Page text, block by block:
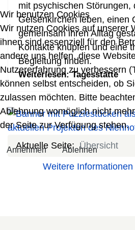
mit psychischen Störungen,
Gelsenkirchen leben, einen
gemeinsam ihren Alltag
Kontakte knüpfen und eine
Begleitung finden.
Weiterlesen: Tagesstätte
Aktuelle Seite:Übersicht
Wir benutzen Cookies
Wir nutzen Cookies auf unserer
ihnen sind essenziell für den
andere uns helfen, diese
Nutzererfahrung zu verbessern
können selbst entscheiden, ob
zulassen möchten. Bitte
Ablehnung womöglich nicht
der Seite zur Verfügung stehen.
Annehmen Ablehnen
Weitere Informationen